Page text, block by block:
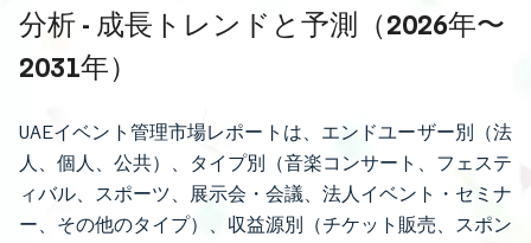
分析 - 成長トレンドと予測（2026年〜
2031年）
UAEイベント管理市場レポートは、エンドユーザー別（法
人、個人、公共）、タイプ別（音楽コンサート、フェステ
ィバル、スポーツ、展示会・会議、法人イベント・セミナ
ー、その他のタイプ）、収益源別（チケット販売、スポン